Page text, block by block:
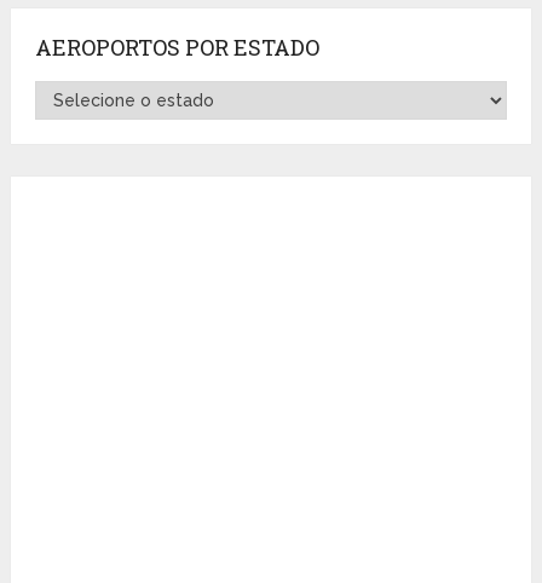
AEROPORTOS POR ESTADO
Aeroportos
por